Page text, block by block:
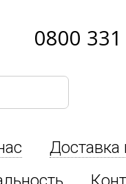
0800
Доставка